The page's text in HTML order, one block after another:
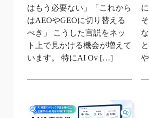
はもう必要ない」「これから
はAEOやGEOに切り替える
べき」 こうした言説をネッ
ト上で見かける機会が増えて
います。 特にAI Ov […]